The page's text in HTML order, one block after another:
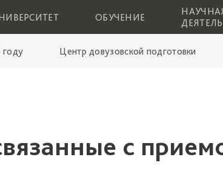
ОБУЧЕНИЕ
Центр довузовской подготовки
с